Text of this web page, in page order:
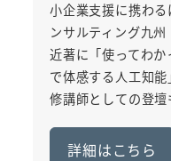
小企業支援に携わ
ンサルティング九州
近著に「使ってわ
で体感する人工知
修講師としての登壇
詳細はこちら